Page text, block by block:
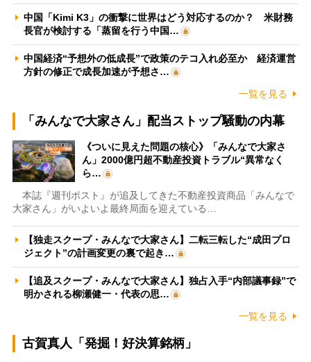
中国「Kimi K3」の衝撃に世界はどう対応するのか？ 米財務
長官が検討する「蒸留を行う中国…
中国経済“予想外の低成長”で政策のテコ入れ必至か 経済運営
方針の修正で成長加速が予想さ…
一覧を見る
「みんなで大家さん」配当ストップ騒動の内幕
《ついに見えた問題の核心》「みんなで大家さ
ん」2000億円超不動産投資トラブル“異常なく
ら…
本誌『週刊ポスト』が追及してきた不動産投資商品「みんなで
大家さん」がいよいよ最終局面を迎えている…
【独走スクープ・みんなで大家さん】二転三転した“成田プロ
ジェクト”の計画変更の裏で起き…
【追及スクープ・みんなで大家さん】独占入手“内部議事録”で
明かされる柳瀬健一・代表の思…
一覧を見る
古賀真人「発掘！好決算銘柄」